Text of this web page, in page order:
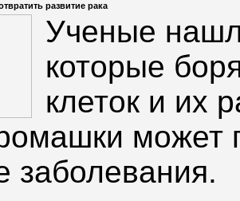
развитие рака
Ученые
которые
клеток и их
может
заболевания.